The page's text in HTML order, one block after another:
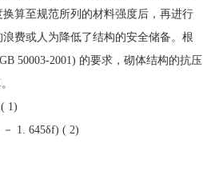
算至规范所列的材料强度后，再进行
费或人为降低了结构的安全储备。根
50003-2001) 的要求，砌体结构的抗压
1)
1. 645δf) ( 2)